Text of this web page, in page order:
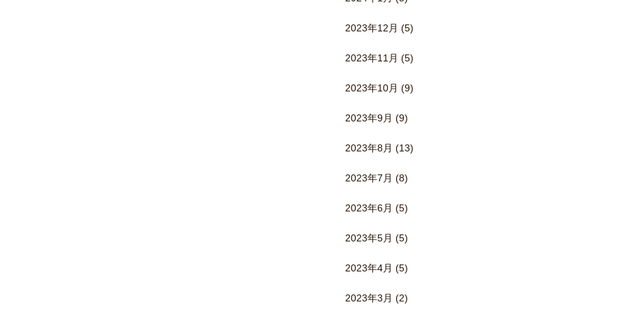
2023年12月 (5)
2023年11月 (5)
2023年10月 (9)
2023年9月 (9)
2023年8月 (13)
2023年7月 (8)
2023年6月 (5)
2023年5月 (5)
2023年4月 (5)
2023年3月 (2)